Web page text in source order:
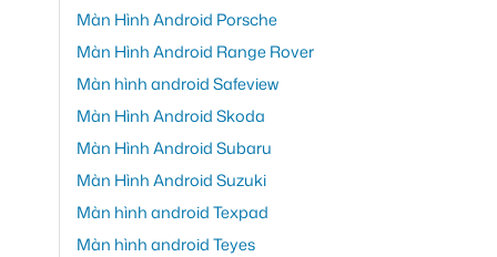
Màn Hình Android Porsche
Màn Hình Android Range Rover
Màn hình android Safeview
Màn Hình Android Skoda
Màn Hình Android Subaru
Màn Hình Android Suzuki
Màn hình android Texpad
Màn hình android Teyes